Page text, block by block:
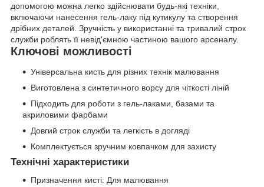
допомогою можна легко здійснювати будь-які техніки,
включаючи нанесення гель-лаку під кутикулу та створення
дрібних деталей. Зручність у використанні та тривалий строк
служби роблять її невід'ємною частиною вашого арсеналу.
Ключові можливості
Універсальна кисть для різних технік малювання
Виготовлена з синтетичного ворсу для чіткості ліній
Підходить для роботи з гель-лаками, базами та
акриловими фарбами
Довгий строк служби та легкість в догляді
Комплектується зручним ковпачком для захисту
Технічні характеристики
Призначення кисті: Для малювання